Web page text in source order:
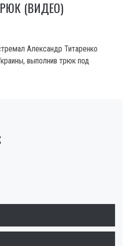
(ВИДЕО)
Александр Титаренко
выполнив трюк под